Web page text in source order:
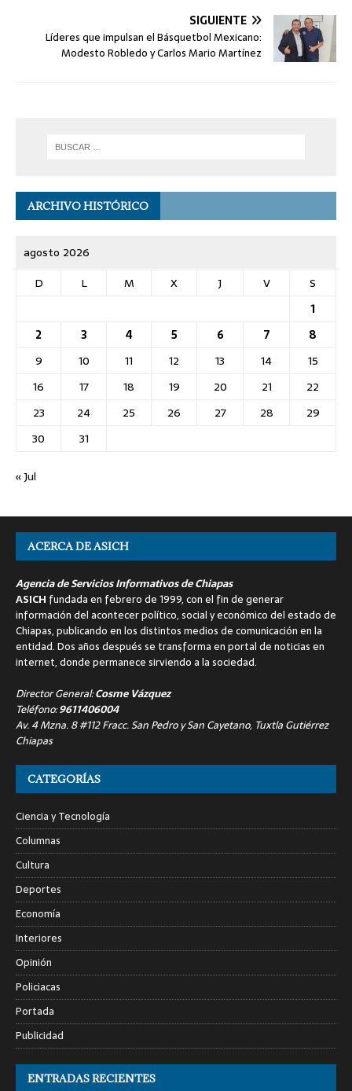
SIGUIENTE
Líderes que impulsan el Básquetbol Mexicano:
Modesto Robledo y Carlos Mario Martínez
ARCHIVO HISTÓRICO
agosto 2026
D
L M X J V
S
1
2
3 4 5 6 7
8
9
10 11 12 13 14
15
16
17 18 19 20 21
22
23
24 25 26 27 28
29
30
31
« Jul
ACERCA DE ASICH
Agencia de Servicios Informativos de Chiapas
ASICH fundada en febrero de 1999, con el fin de generar
información del acontecer político, social y económico del estado de
Chiapas, publicando en los distintos medios de comunicación en la
entidad. Dos años después se transforma en portal de noticias en
internet, donde permanece sirviendo a la sociedad.
Director General:Cosme Vázquez
Teléfono:9611406004
Av. 4 Mzna. 8 #112 Fracc. San Pedro y San Cayetano, Tuxtla Gutiérrez
Chiapas
CATEGORÍAS
Ciencia y Tecnología
Columnas
Cultura
Deportes
Economía
Interiores
Opinión
Policiacas
Portada
Publicidad
ENTRADAS RECIENTES